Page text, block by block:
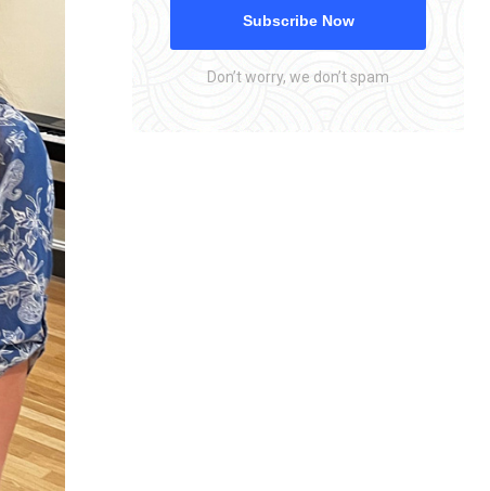
Subscribe Now
Don’t worry, we don’t spam